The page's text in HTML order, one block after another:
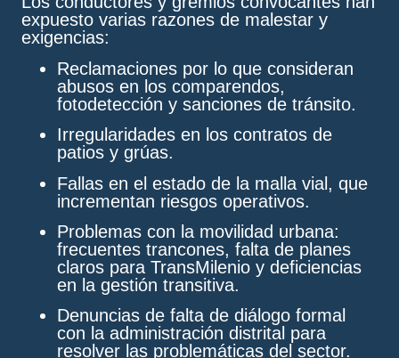
expuesto varias razones de malestar y
exigencias:
Reclamaciones por lo que consideran
abusos en los comparendos,
fotodetección y sanciones de tránsito.
Irregularidades en los contratos de
patios y grúas.
Fallas en el estado de la malla vial, que
incrementan riesgos operativos.
Problemas con la movilidad urbana:
frecuentes trancones, falta de planes
claros para TransMilenio y deficiencias
en la gestión transitiva.
Denuncias de falta de diálogo formal
con la administración distrital para
resolver las problemáticas del sector.